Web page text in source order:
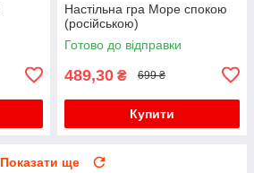
Настільна гра Море спокою
(російською)
Готово до відправки
489,30 ₴ 699 ₴
Купити
Показати ще